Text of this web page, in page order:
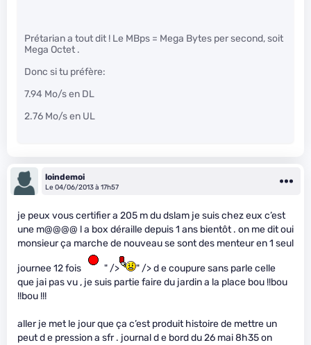
Prétarian a tout dit ! Le MBps = Mega Bytes per second, soit
Mega Octet .
Donc si tu préfère:
7.94 Mo/s en DL
2.76 Mo/s en UL
loindemoi
Le 04/06/2013 à 17h57
je peux vous certifier a 205 m du dslam je suis chez eux c’est
une m@@@@ l a box déraille depuis 1 ans bientôt . on me dit oui
monsieur ça marche de nouveau se sont des menteur en 1 seul
journee 12 fois " />
" /> d e coupure sans parle celle
que jai pas vu , je suis partie faire du jardin a la place bou !!bou
!!bou !!!
aller je met le jour que ça c’est produit histoire de mettre un
peut d e pression a sfr . journal d e bord du 26 mai 8h35 on